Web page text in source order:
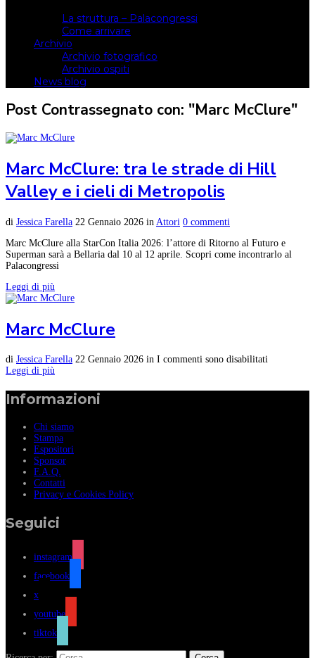
La struttura – Palacongressi
Come arrivare
Archivio
Archivio fotografico
Archivio ospiti
News blog
Post Contrassegnato con: "Marc McClure"
Marc McClure: tra le strade di Hill
Valley e i cieli di Metropolis
di Jessica Farella 22 Gennaio 2026 in Attori 0 commenti
Marc McClure alla StarCon Italia 2026: l’attore di Ritorno al Futuro e
Superman sarà a Bellaria dal 10 al 12 aprile. Scopri come incontrarlo al
Palacongressi
Leggi di più
Marc McClure
di Jessica Farella 22 Gennaio 2026 in I commenti sono disabilitati
Leggi di più
Informazioni
Chi siamo
Stampa
Espositori
Sponsor
F.A.Q.
Contatti
Privacy e Cookies Policy
Seguici
instagram
facebook
x
youtube
tiktok